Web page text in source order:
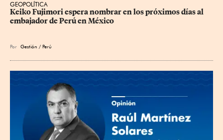
GEOPOLÍTICA
Keiko Fujimori espera nombrar en los próximos días al
embajador de Perú en México
Por Gestión / Perú